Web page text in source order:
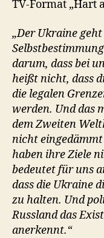
TV-Format „Hart
„Der Ukraine
darum, dass bei
heißt nicht, dass
die legalen
werden. Und das
dem Zweiten
nicht
haben ihre Ziele
bedeutet für uns
dass die Ukraine
zu halten. Und
Russland das
anerkennt.“